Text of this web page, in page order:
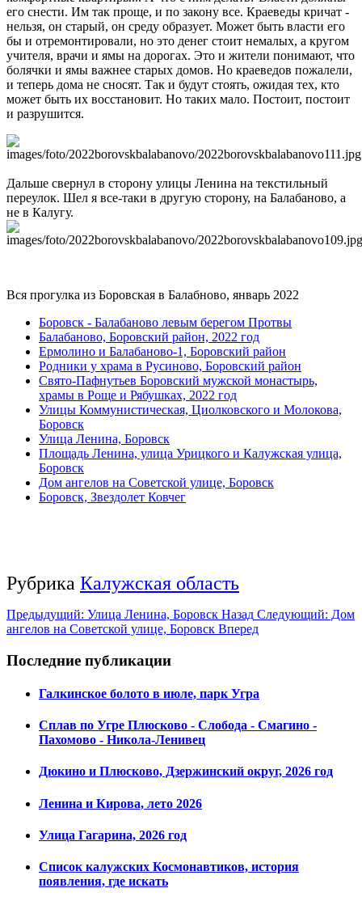
его снести. Им так проще, и по закону все. Краеведы кричат -
нельзя, он старый, он среду образует. Может быть власти его
бы и отремонтировали, но это денег стоит немалых, а кругом
учителя, врачи и ямы на дорогах. Это и жители понимают, что
болячки и ямы важнее старых домов. Но краеведов пожалели,
и теперь дома не сносят. Так и будут стоять, ожидая тех, кто
может быть их восстановит. Но таких мало. Постоит, постоит
и разрушится.
Дальше свернул в сторону улицы Ленина на текстильный
переулок. Шел я все-таки в другую сторону, на Балабаново, а
не в Калугу.
Вся прогулка из Боровская в Балабново, январь 2022
Боровск - Балабаново левым берегом Протвы
Балабаново, Боровский район, 2022 год
Ермолино и Балабаново-1, Боровский район
Родники у храма в Русиново, Боровский район
Свято-Пафнутьев Боровский мужской монастырь,
храмы в Роще и Рябушках, 2022 год
Улицы Коммунистическая, Циолковского и Молокова,
Боровск
Улица Ленина, Боровск
Площадь Ленина, улица Урицкого и Калужская улица,
Боровск
Дом ангелов на Советской улице, Боровск
Боровск, Звездолет Ковчег
Рубрика Калужская область
Предыдущий: Улица Ленина, Боровск Назад Следующий: Дом
ангелов на Советской улице, Боровск Вперед
Последние публикации
Галкинское болото в июле, парк Угра
Сплав по Угре Плюсково - Слобода - Смагино -
Пахомово - Никола-Ленивец
Дюкино и Плюсково, Дзержинский округ, 2026 год
Ленина и Кирова, лето 2026
Улица Гагарина, 2026 год
Список калужских Космонавтиков, история
появления, где искать